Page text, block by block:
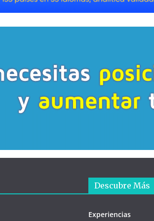
Descubre Más
Experiencias